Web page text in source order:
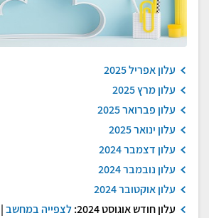
עלון אפריל 2025
עלון מרץ 2025
עלון פברואר 2025
עלון ינואר 2025
עלון דצמבר 2024
עלון נובמבר 2024
עלון אוקטובר 2024
עלון חודש אוגוסט 2024:
לצפייה במחשב|